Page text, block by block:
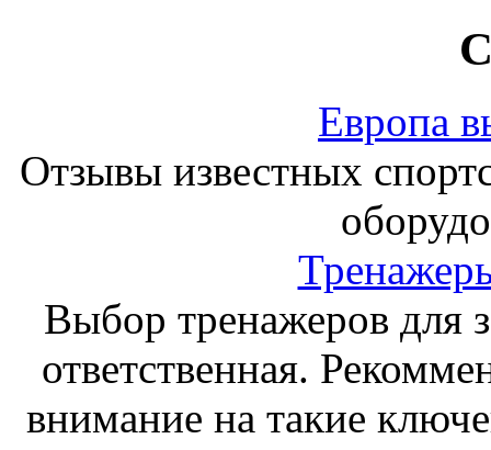
Европа
Отзывы известных
Выбор тренажеров для
ответственная.
внимание на такие